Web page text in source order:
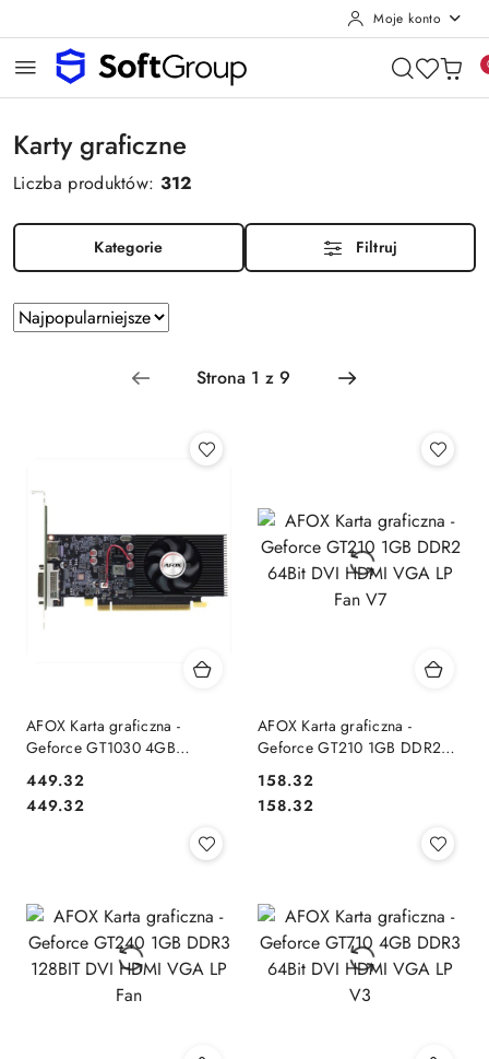
Moje konto
Karty graficzne
Liczba produktów: 312
Kategorie Filtruj
Zastosowano
sortowanie:
Najpopularniejsze.
Sortuj
AFOX Karta graficzna -
Geforce GT1030 4GB
GDDR4 64Bit DVI HDMI LP
Fan
Cena:
449.32
Cena:
449.32
AFOX Karta graficzna -
Geforce GT210 1GB DDR2
64Bit DVI HDMI VGA LP Fan
V7
Cena:
158.32
Cena:
158.32